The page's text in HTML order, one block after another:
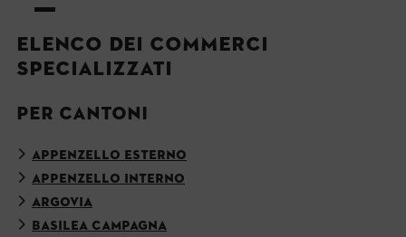
ELENCO DEI COMMERCI
SPECIALIZZATI
PER CANTONI
APPENZELLO ESTERNO
APPENZELLO INTERNO
ARGOVIA
BASILEA CAMPAGNA